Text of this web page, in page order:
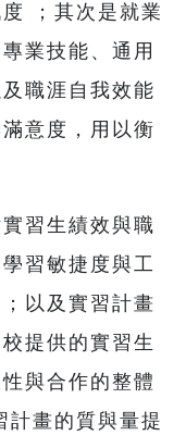
；其次是就業
業技能、通用
職涯自我效能
意度，用以衡
習生績效與職
習敏捷度與工
以及實習計畫
提供的實習生
與合作的整體
計畫的質與量提